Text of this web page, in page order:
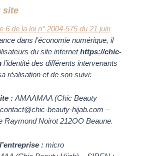
site
6 de la loi n° 2004-575 du 21 juin
dans l’économie numérique, il
du site internethttps://chic-
l’identité des différents intervenants
réalisation et de son suivi:
: AMAAMAA (Chic Beauty
contact@chic-beauty-hijab.com –
Raymond Noirot 212OO Beaune.
: micro